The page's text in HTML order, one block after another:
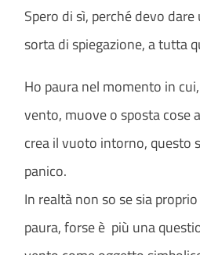
Spero di sì, perché devo
sorta di spiegazione, a tutta
Ho paura nel momento in
vento, muove o sposta cose
crea il vuoto intorno, questo
panico.
In realtà non so se sia
paura, forse è più una